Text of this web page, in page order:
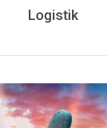
Logistik